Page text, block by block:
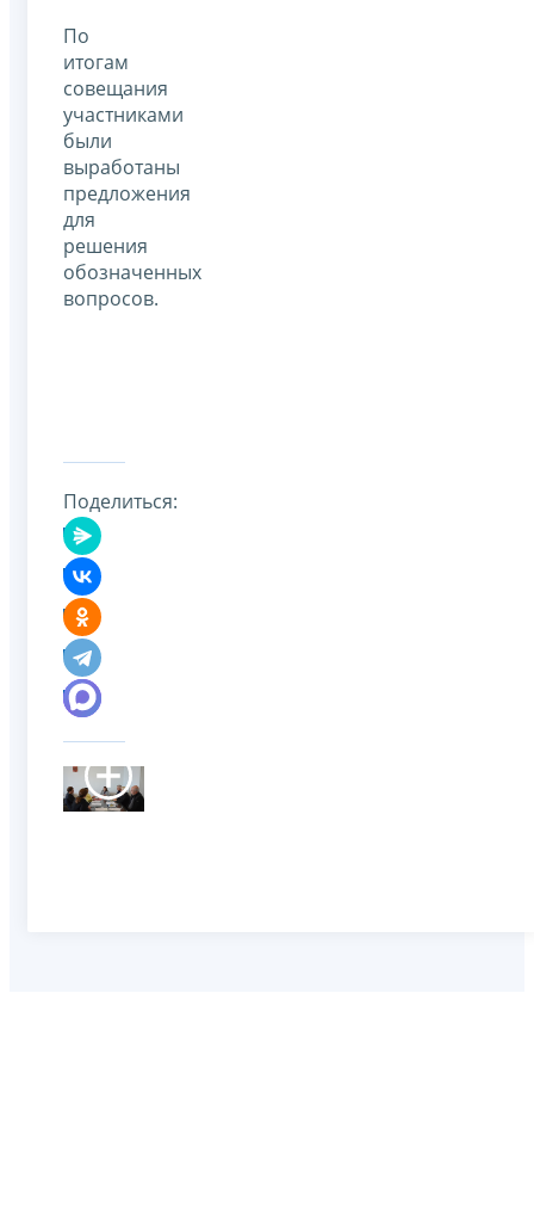
По
итогам
совещания
участниками
были
выработаны
предложения
для
решения
обозначенных
вопросов.
Поделиться: